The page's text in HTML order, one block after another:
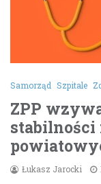
Samorząd Szpitale
ZPP
Łukasz Jarocki